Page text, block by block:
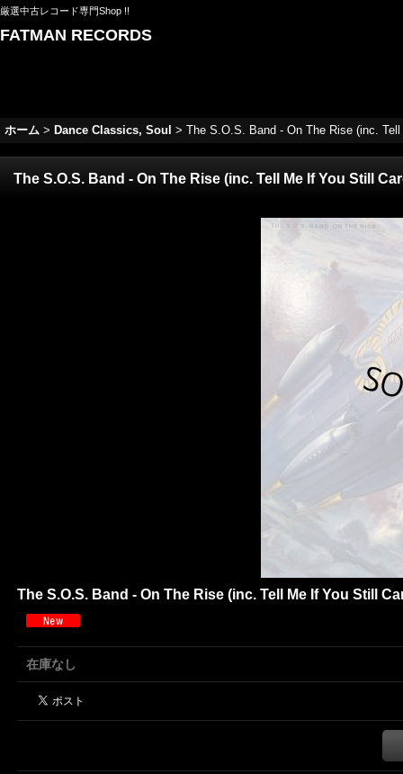
厳選中古レコード専門Shop !!
FATMAN RECORDS
ホーム > Dance Classics, Soul > The S.O.S. Band - On The Rise (inc.
The S.O.S. Band - On The Rise (inc. Tell Me If You Still
The S.O.S. Band - On The Rise (inc. Tell Me If You Still
在庫なし